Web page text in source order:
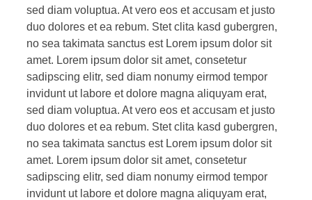
sed diam voluptua. At vero eos et accusam et justo
duo dolores et ea rebum. Stet clita kasd gubergren,
no sea takimata sanctus est Lorem ipsum dolor sit
amet. Lorem ipsum dolor sit amet, consetetur
sadipscing elitr, sed diam nonumy eirmod tempor
invidunt ut labore et dolore magna aliquyam erat,
sed diam voluptua. At vero eos et accusam et justo
duo dolores et ea rebum. Stet clita kasd gubergren,
no sea takimata sanctus est Lorem ipsum dolor sit
amet. Lorem ipsum dolor sit amet, consetetur
sadipscing elitr, sed diam nonumy eirmod tempor
invidunt ut labore et dolore magna aliquyam erat,